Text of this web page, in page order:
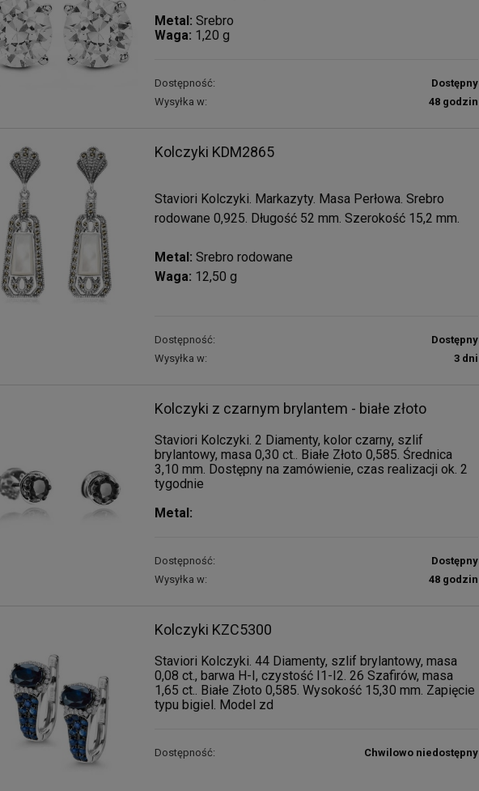
Metal: Srebro
Waga: 1,20 g
Dostępność:
Dostępny
Wysyłka w:
48 godzin
Kolczyki KDM2865
Staviori Kolczyki. Markazyty. Masa Perłowa. Srebro
rodowane 0,925. Długość 52 mm. Szerokość 15,2 mm.
Metal: Srebro rodowane
Waga: 12,50 g
Dostępność:
Dostępny
Wysyłka w:
3 dni
Kolczyki z czarnym brylantem - białe złoto
Staviori Kolczyki. 2 Diamenty, kolor czarny, szlif
brylantowy, masa 0,30 ct.. Białe Złoto 0,585. Średnica
3,10 mm. Dostępny na zamówienie, czas realizacji ok. 2
tygodnie
Metal:
Dostępność:
Dostępny
Wysyłka w:
48 godzin
Kolczyki KZC5300
Staviori Kolczyki. 44 Diamenty, szlif brylantowy, masa
0,08 ct., barwa H-I, czystość I1-I2. 26 Szafirów, masa
1,65 ct.. Białe Złoto 0,585. Wysokość 15,30 mm. Zapięcie
typu bigiel. Model zd
Dostępność: Chwilowo niedostępny